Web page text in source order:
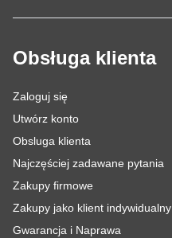
Obsługa klienta
Zaloguj się
Utwórz konto
Obsluga klienta
Najczęściej zadawane pytania
Zakupy firmowe
Zakupy jako klient indywidualny
Gwarancja i Naprawa